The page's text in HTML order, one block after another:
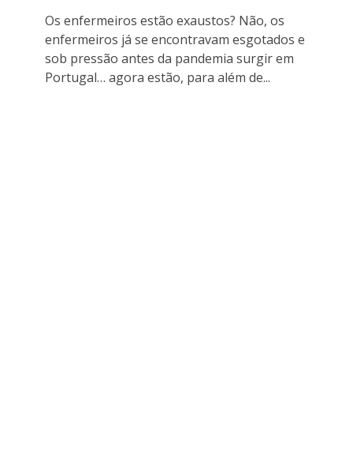
Os enfermeiros estão exaustos? Não, os
enfermeiros já se encontravam esgotados e
sob pressão antes da pandemia surgir em
Portugal… agora estão, para além de...